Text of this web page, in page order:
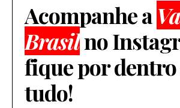
Acompanhe a
Brasilno
fique por dentro
tudo!